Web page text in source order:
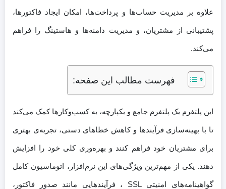
علاوه بر مدیریت حساب‌ها و پرداخت‌ها، امکان ایجاد فاکتورها،
پشتیبانی از مشتریان، و مدیریت دامنه‌ها و هاستینگ را فراهم
می‌کند.
فهرست مطالب این صفحه:
این پلتفرم یک پلتفرم جامع و یکپارچه، به کسب‌وکارها کمک می‌کند
تا با بهینه‌سازی فرآیندها و کاهش خطاهای دستی، تجربه‌ی بهتری
برای مشتریان خود فراهم کنند و بهره‌وری کلی خود را افزایش
دهند. یکی از مهم‌ترین ویژگی‌های این نرم‌افزار، اتوماسیون کامل
گواهینامه‌های امنیتی SSL ، فرآیندهایی مانند صدور فاکتور،